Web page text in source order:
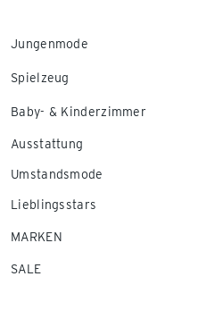
Jungenmode
Spielzeug
Baby- & Kinderzimmer
Ausstattung
Umstandsmode
Lieblingsstars
MARKEN
SALE